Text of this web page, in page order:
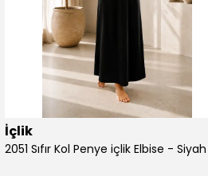
İçlik
2051 Sıfır Kol Penye içlik Elbise - Siyah